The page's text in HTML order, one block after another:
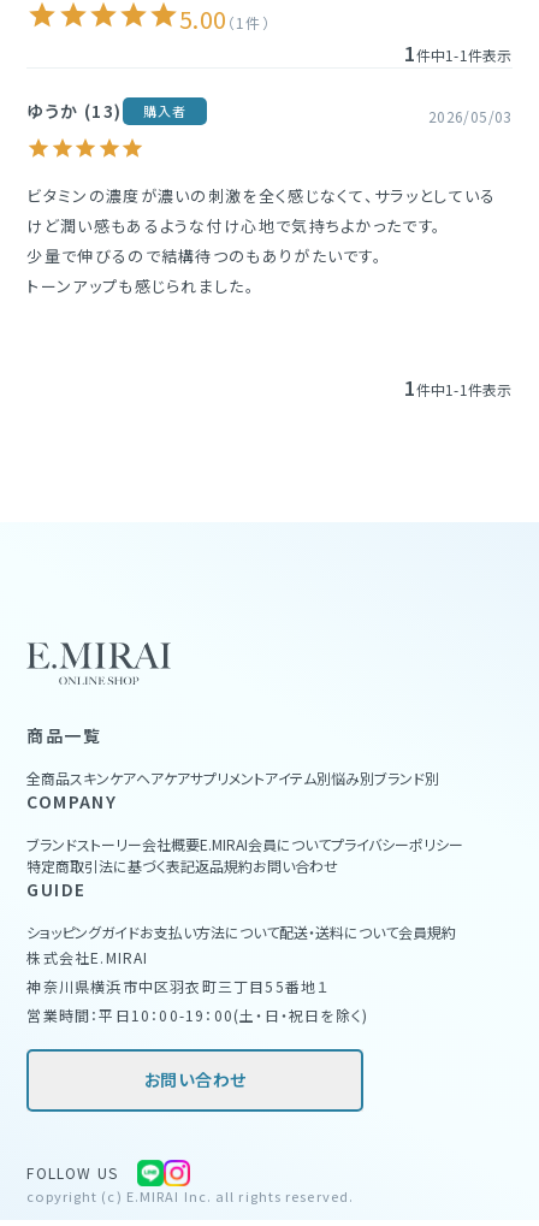
5.00 1
1件中1-1件表示
ゆうか 13 購入者 2026/05/03
ビタミンの濃度が濃いの刺激を全く感じなくて、サラッとしている
けど潤い感もあるような付け心地で気持ちよかったです。
少量で伸びるので結構待つのもありがたいです。
トーンアップも感じられました。
1件中1-1件表示
株式会社E.MIRAI
神奈川県横浜市中区羽衣町三丁目55番地１
営業時間：平日10：00-19：00(土・日・祝日を除く)
お問い合わせ
商品一覧
全商品スキンケアヘアケアサプリメントアイテム別悩み別ブランド別
COMPANY
ブランドストーリー会社概要E.MIRAI会員についてプライバシーポリシー
特定商取引法に基づく表記返品規約お問い合わせ
GUIDE
ショッピングガイドお支払い方法について配送・送料について会員規約
FOLLOW US
copyright (c) E.MIRAI Inc. all rights reserved.